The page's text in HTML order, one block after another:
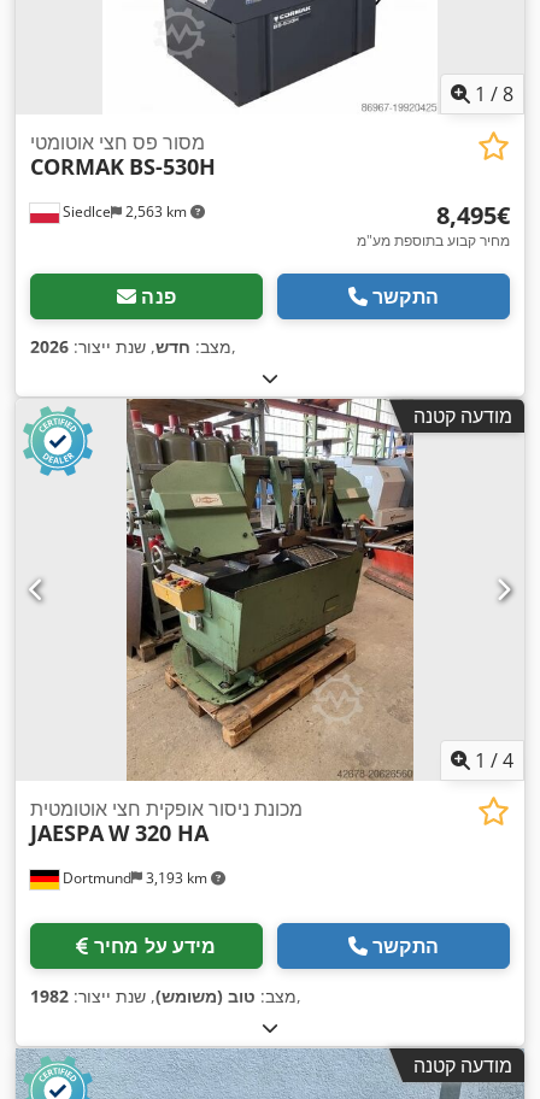
1 /8
Siedlce 2,563 km
מסור פס חצי אוטומטי
CORMAK BS-530H
‏8,495 ‏€
מחיר קבוע בתוספת מע"מ
פנה התקשר
מצב: חדש, שנת ייצור: 2026 ,
מודעה קטנה
1 /4
Dortmund 3,193 km
מכונת ניסור אופקית חצי אוטומטית
JAESPAW 320 HA
מידע על מחיר התקשר
מצב: טוב (משומש), שנת ייצור: 1982 ,
מודעה קטנה